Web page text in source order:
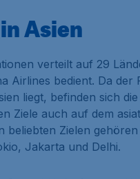
Asien
verteilt auf 29
Airlines bedient. Da der
liegt, befinden sich
Ziele auch auf dem
beliebten Zielen gehören
Jakarta und Delhi.